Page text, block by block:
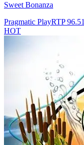
Sweet Bonanza
Pragmatic PlayRTP96.51
HOT